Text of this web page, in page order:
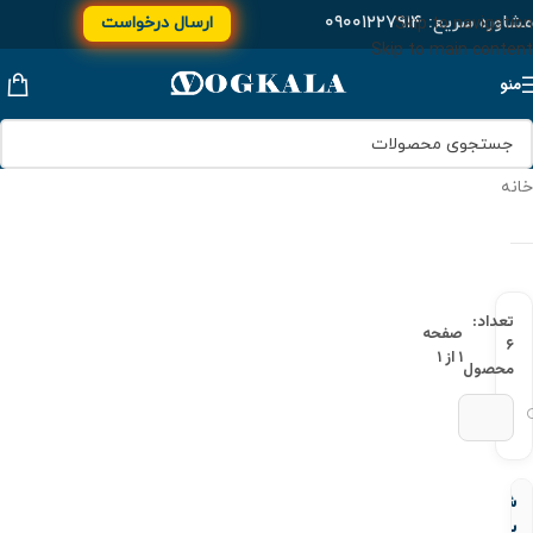
Skip to navigation
Skip to main content
مشاوره سریع:۰۹۰۰۱۲۲۷۹۱۴ ارسال درخواست
منو
خانه
تعداد:
۶
محصول
صفحه
۱ از ۱
شیر